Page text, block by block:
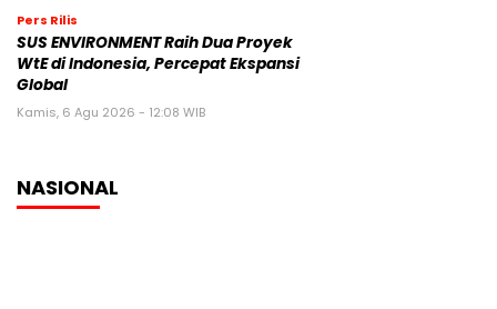
Pers Rilis
SUS ENVIRONMENT Raih Dua Proyek
WtE di Indonesia, Percepat Ekspansi
Global
Kamis, 6 Agu 2026 - 12:08 WIB
NASIONAL